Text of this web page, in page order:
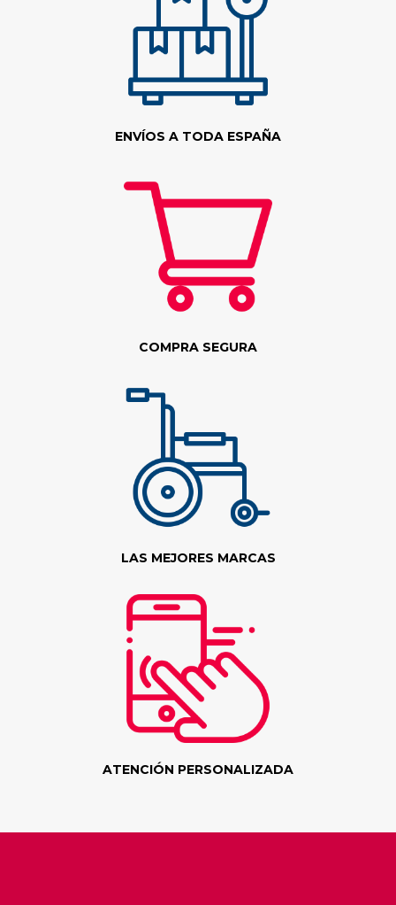
ENVÍOS A TODA ESPAÑA
COMPRA SEGURA
LAS MEJORES MARCAS
ATENCIÓN PERSONALIZADA